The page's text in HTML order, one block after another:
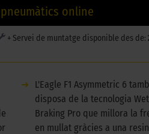
online
+ Servei de muntatge disponible des de:
➜
L'Eagle F1 Asymmetric 6
disposa de la tecnologia Wet
Braking Pro que millora la
en mullat gràcies a una